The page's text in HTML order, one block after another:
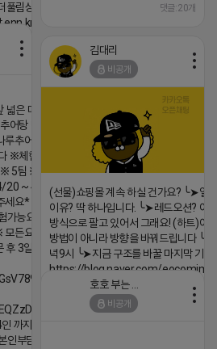
풀림상
댓글:20개
은 매장과, 프
어탕 맛집 10
추어탕에서
※체험메뉴※
※ 5팀 ※모집기
20 ~ 4/26 사
세요* ※체험단
가능요일※ 모
모든요일 12 ~
후 3일 이내 ※
까지 가능 체
인부담입니다.
김대리
비공개
(선물)쇼핑몰 계속 하실 건가요? ╰➤열
이유? 딱 하나입니다. ╰➤레드오션? 아
방식으로 팔고 있어서 그래요! (하트)이
방법이 아니라 방향을 바꿔드립니다
녁9시 ╰➤지금 구조를 바꿀 마지막 기회
https://blog.naver.com/eocomim/
2026-04-18 17:15
비공개